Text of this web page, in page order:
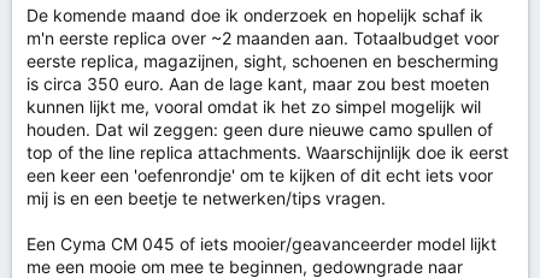
De komende maand doe ik onderzoek en hopelijk schaf ik
m'n eerste replica over ~2 maanden aan. Totaalbudget voor
eerste replica, magazijnen, sight, schoenen en bescherming
is circa 350 euro. Aan de lage kant, maar zou best moeten
kunnen lijkt me, vooral omdat ik het zo simpel mogelijk wil
houden. Dat wil zeggen: geen dure nieuwe camo spullen of
top of the line replica attachments. Waarschijnlijk doe ik eerst
een keer een 'oefenrondje' om te kijken of dit echt iets voor
mij is en een beetje te netwerken/tips vragen.
Een Cyma CM 045 of iets mooier/geavanceerder model lijkt
me een mooie om mee te beginnen, gedowngrade naar